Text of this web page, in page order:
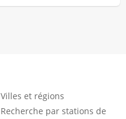
Villes et régions
Recherche par stations de